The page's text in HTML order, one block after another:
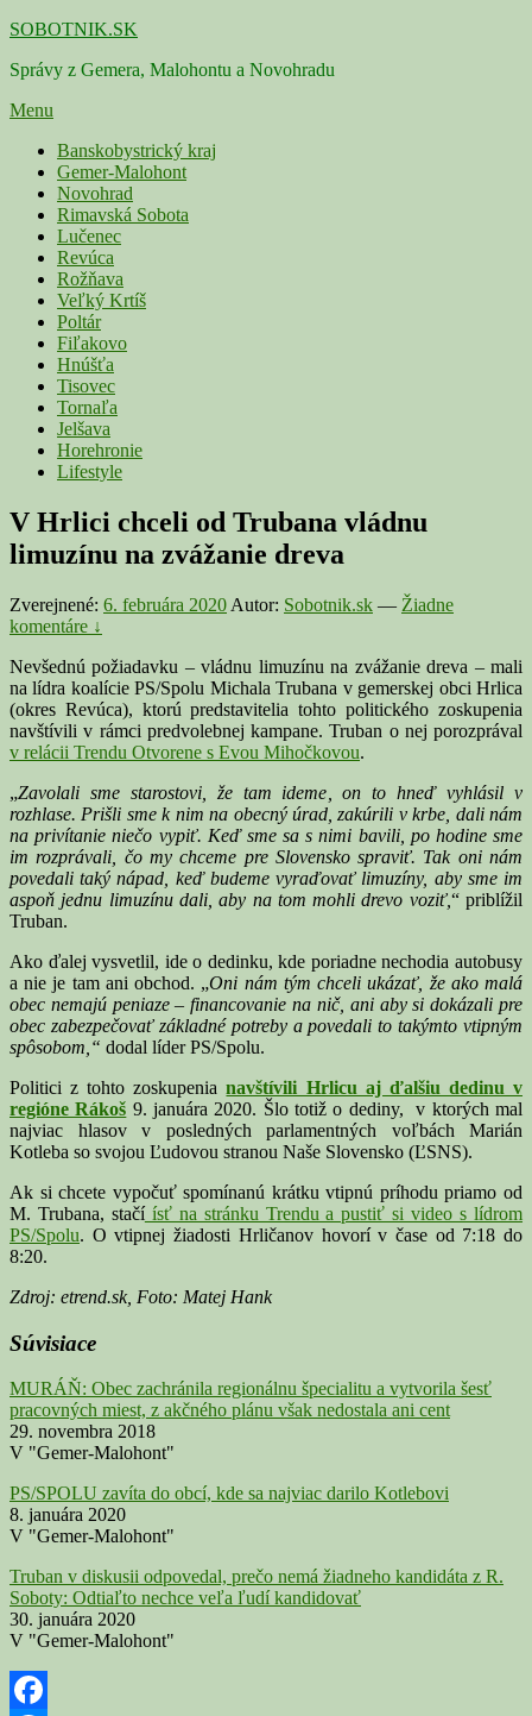
Skip
content
SOBOTNIK.SK
Správy z Gemera, Malohontu a Novohradu
Menu
Primárne
menu
Banskobystrický kraj
Gemer-Malohont
Novohrad
Rimavská Sobota
Lučenec
Revúca
Rožňava
Veľký Krtíš
Poltár
Fiľakovo
Hnúšťa
Tisovec
Tornaľa
Jelšava
Horehronie
Lifestyle
V Hrlici chceli od Trubana vládnu
limuzínu na zvážanie dreva
Zverejnené: 6. februára 2020 Autor: Sobotnik.sk — Žiadne
komentáre ↓
Nevšednú požiadavku – vládnu limuzínu na zvážanie dreva – mali
na lídra koalície PS/Spolu Michala Trubana v gemerskej obci Hrlica
(okres Revúca), ktorú predstavitelia tohto politického zoskupenia
navštívili v rámci predvolebnej kampane. Truban o nej porozprával
v relácii Trendu Otvorene s Evou Mihočkovou.
„Zavolali sme starostovi, že tam ideme, on to hneď vyhlásil v
rozhlase. Prišli sme k nim na obecný úrad, zakúrili v krbe, dali nám
na privítanie niečo vypiť. Keď sme sa s nimi bavili, po hodine sme
im rozprávali, čo my chceme pre Slovensko spraviť. Tak oni nám
povedali taký nápad, keď budeme vyraďovať limuzíny, aby sme im
aspoň jednu limuzínu dali, aby na tom mohli drevo voziť,“ priblížil
Truban.
Ako ďalej vysvetlil, ide o dedinku, kde poriadne nechodia autobusy
a nie je tam ani obchod. „Oni nám tým chceli ukázať, že ako malá
obec nemajú peniaze – financovanie na nič, ani aby si dokázali pre
obec zabezpečovať základné potreby a povedali to takýmto vtipným
spôsobom,“ dodal líder PS/Spolu.
Politici z tohto zoskupenianavštívili Hrlicu aj ďalšiu dedinu v
regióne Rákoš 9. januára 2020. Šlo totiž o dediny, v ktorých mal
najviac hlasov v posledných parlamentných voľbách Marián
Kotleba so svojou Ľudovou stranou Naše Slovensko (ĽSNS).
Ak si chcete vypočuť spomínanú krátku vtipnú príhodu priamo od
M. Trubana, stačíísť na stránku Trendu a pustiť si video s lídrom
PS/Spolu. O vtipnej žiadosti Hrličanov hovorí v čase od 7:18 do
8:20.
Zdroj: etrend.sk, Foto: Matej Hank
Súvisiace
MURÁŇ: Obec zachránila regionálnu špecialitu a vytvorila šesť
pracovných miest, z akčného plánu však nedostala ani cent
29. novembra 2018
V "Gemer-Malohont"
PS/SPOLU zavíta do obcí, kde sa najviac darilo Kotlebovi
8. januára 2020
V "Gemer-Malohont"
Truban v diskusii odpovedal, prečo nemá žiadneho kandidáta z R.
Soboty: Odtiaľto nechce veľa ľudí kandidovať
30. januára 2020
V "Gemer-Malohont"